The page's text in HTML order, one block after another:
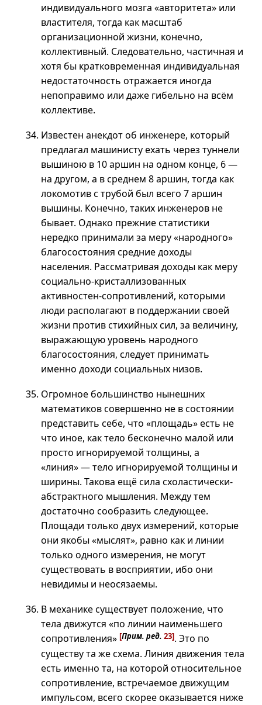
индивидуального мозга «авторитета» или
властителя, тогда как масштаб
организационной жизни, конечно,
коллективный. Следовательно, частичная и
хотя бы кратковременная индивидуальная
недостаточность отражается иногда
непоправимо или даже гибельно на всём
коллективе.
Известен анекдот об инженере, который
предлагал машинисту ехать через туннели
вышиною в 10 аршин на одном конце, 6 —
на другом, а всреднем 8 аршин, тогда как
локомотив с трубой был всего 7 аршин
вышины. Конечно, таких инженеров не
бывает. Однако прежние статистики
нередко принимали за меру «народного»
благосостояния средние доходы
населения. Рассматривая доходы как меру
социально-кристаллизованных
активностен-сопротивлений, которыми
люди располагают в поддержании своей
жизни против стихийных сил, за величину,
выражающую уровень народного
благосостояния, следует принимать
именно доходи социальных низов.
Огромное большинство нынешних
математиков совершенно не в состоянии
представить себе, что «площадь» есть не
что иное, как тело бесконечно малой или
просто игнорируемой толщины, а
«линия» — тело игнорируемой толщины и
ширины. Такова ещё сила схоластически-
абстрактного мышления. Между тем
достаточно сообразить следующее.
Площади только двух измерений, которые
они якобы «мыслят», равно как и линии
только одного измерения, не могут
существовать в восприятии, ибо они
невидимы и неосязаемы.
В механике существует положение, что
тела движутся «по линии наименьшего
сопротивления» [Прим. ред. 23]. Это по
существу та же схема. Линия движения тела
есть именно та, на которой относительное
сопротивление, встречаемое движущим
импульсом, всего скорее оказывается ниже